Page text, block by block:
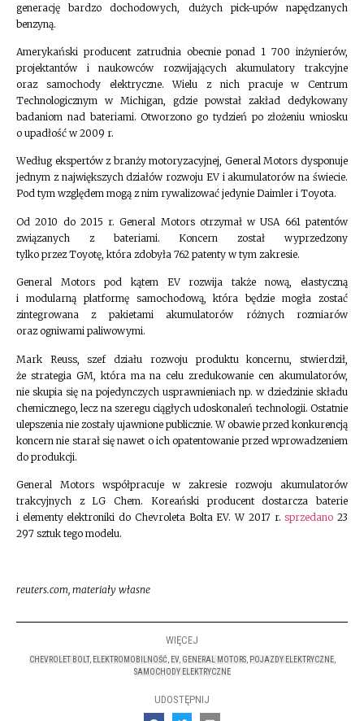
generację bardzo dochodowych, dużych pick-upów napędzanych
benzyną.
Amerykański producent zatrudnia obecnie ponad 1 700 inżynierów,
projektantów i naukowców rozwijających akumulatory trakcyjne
oraz samochody elektryczne. Wielu z nich pracuje w Centrum
Technologicznym w Michigan, gdzie powstał zakład dedykowany
badaniom nad bateriami. Otworzono go tydzień po złożeniu wniosku
o upadłość w 2009 r.
Według ekspertów z branży motoryzacyjnej, General Motors dysponuje
jednym z największych działów rozwoju EV i akumulatorów na świecie.
Pod tym względem mogą z nim rywalizować jedynie Daimler i Toyota.
Od 2010 do 2015 r. General Motors otrzymał w USA 661 patentów
związanych z bateriami. Koncern został wyprzedzony
tylko przez Toyotę, która zdobyła 762 patenty w tym zakresie.
General Motors pod kątem EV rozwija także nową, elastyczną
i modularną platformę samochodową, która będzie mogła zostać
zintegrowana z pakietami akumulatorów różnych rozmiarów
oraz ogniwami paliwowymi.
Mark Reuss, szef działu rozwoju produktu koncernu, stwierdził,
że strategia GM, która ma na celu zredukowanie cen akumulatorów,
nie skupia się na pojedynczych usprawnieniach np. w dziedzinie składu
chemicznego, lecz na szeregu ciągłych udoskonaleń technologii. Ostatnie
ulepszenia nie zostały ujawnione publicznie. W obawie przed konkurencją
koncern nie starał się nawet o ich opatentowanie przed wprowadzeniem
do produkcji.
General Motors współpracuje w zakresie rozwoju akumulatorów
trakcyjnych z LG Chem. Koreański producent dostarcza baterie
i elementy elektroniki do Chevroleta Bolta EV. W 2017 r.sprzedano 23
297 sztuk tego modelu.
reuters.com, materiały własne
WIĘCEJ
CHEVROLET BOLT, ELEKTROMOBILNOŚĆ EV, GENERAL MOTORS, POJAZDY ELEKTRYCZNE,
SAMOCHODY ELEKTRYCZNE
UDOSTĘPNIJ